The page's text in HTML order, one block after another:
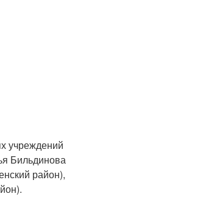
учреждений
Бильдинова
район),